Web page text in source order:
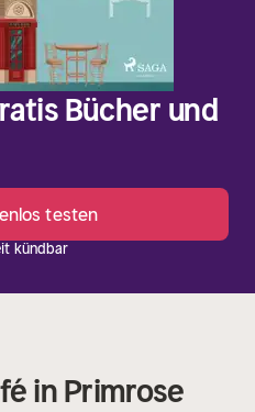
Bücher und
testen
kündbar
in Primrose